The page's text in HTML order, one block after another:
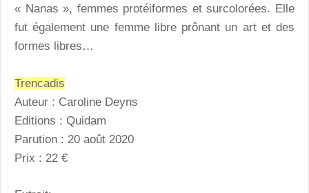
« Nanas », femmes protéiformes et surcolorées. Elle
fut également une femme libre prônant un art et des
formes libres…
Trencadis
Auteur : Caroline Deyns
Editions : Quidam
Parution : 20 août 2020
Prix : 22 €